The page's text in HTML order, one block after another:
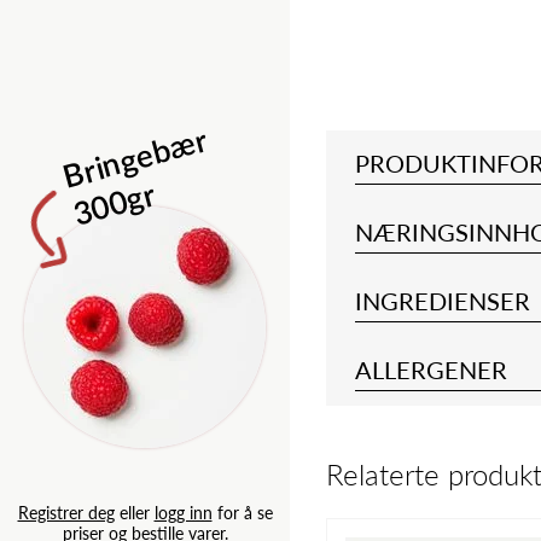
B
ri
n
g
e
b
æ
r
3
0
0
g
r
Registrer degeller logg inn for å se
priser og bestille varer.
Isbergsalat
Registrer degellerlogg inn for
priser og bestille varer.
INGREDIENSER
ALLERGENER
Relaterte